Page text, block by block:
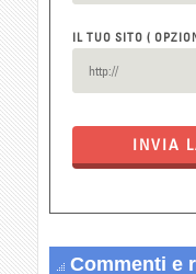
IL TUO SITO (
INVIA
Commenti e